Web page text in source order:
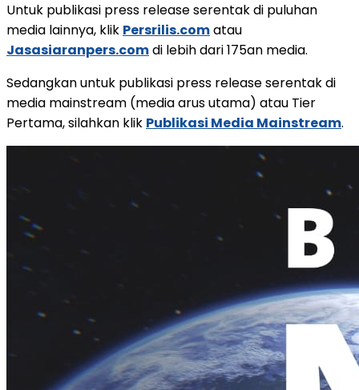
Untuk publikasi press release serentak di puluhan
media lainnya, klik Persrilis.comatau
Jasasiaranpers.comdi lebih dari 175an media.
Sedangkan untuk publikasi press release serentak di
media mainstream (media arus utama) atau Tier
Pertama, silahkan klik Publikasi Media Mainstream.